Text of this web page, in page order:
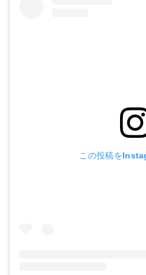
この投稿を